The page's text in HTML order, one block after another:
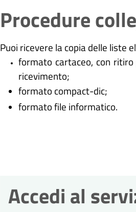
Procedure
Puoi ricevere la copia delle liste
formato cartaceo, con
ricevimento;
formato compact-dic;
formato file informatico.
Accedi al